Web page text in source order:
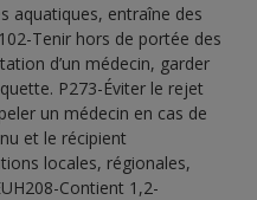
aquatiques, entraîne des
Tenir hors de portée des
d’un médecin, garder
P273-Éviter le rejet
un médecin en cas de
et le récipient
locales, régionales,
Contient 1,2-